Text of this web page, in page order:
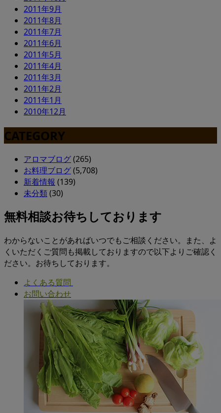
2011年9月
2011年8月
2011年7月
2011年6月
2011年5月
2011年4月
2011年3月
2011年2月
2011年1月
2010年12月
CATEGORY
アロマブログ(265)
お料理ブログ(5,708)
新着情報 (139)
未分類(30)
無料相談お待ちしております
わからないことがあればいつでもご相談ください。また、よ
くいただくご質問も掲載しておりますので以下よりご確認く
ださい。お待ちしております。
よくある質問
お問い合わせ